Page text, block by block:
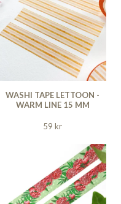
WASHI TAPE LETTOON -
WARM LINE 15 MM
59 kr